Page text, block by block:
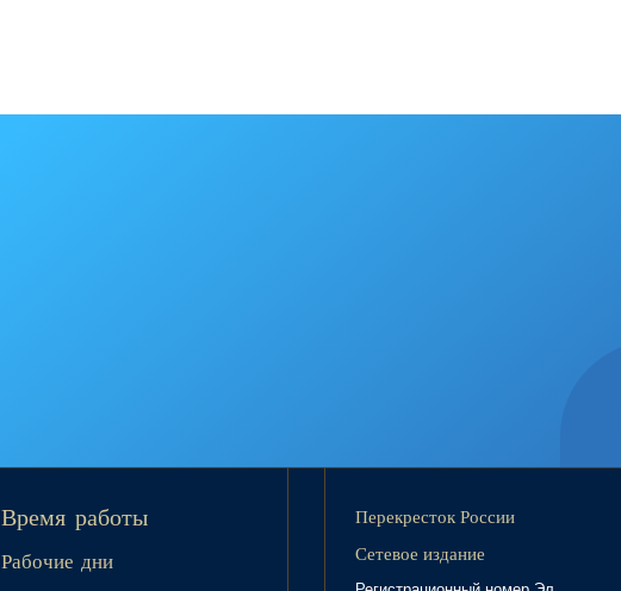
Время работы
Рабочие дни
Перекресток России
Сетевое издание